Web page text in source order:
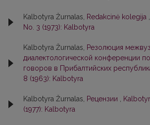
Kalbotyra Žurnalas, Redakcinė kolegija
No. 3 (1973): Kalbotyra
Kalbotyra Žurnalas,
Резолюция
диалектологической конференции
говоров в Прибалтийских
8 (1963): Kalbotyra
Kalbotyra Žurnalas, Рецензии
(1977): Kalbotyra